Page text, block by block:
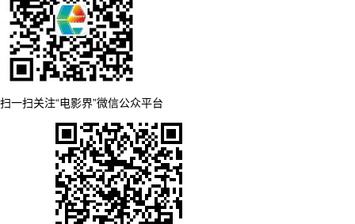
扫一扫关注“电影界”微信公众平台